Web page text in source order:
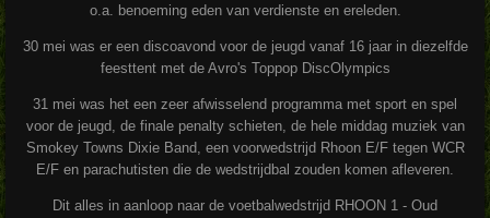
o.a. benoeming eden van verdienste en ereleden.
30 mei was er een discoavond voor de jeugd vanaf 16 jaar in diezelfde
feesttent met de Avro's Toppop DiscOlympics
31 mei was het een zeer afwisselend programma met sport en spel
voor de jeugd, de finale penalty schieten, de hele middag muziek van
Smokey Towns Dixie Band, een voorwedstrijd Rhoon E/F tegen WCR
E/F en parachutisten die de wedstrijdbal zouden komen afleveren.
Dit alles in aanloop naar de voetbalwedstrijd RHOON 1 - Oud